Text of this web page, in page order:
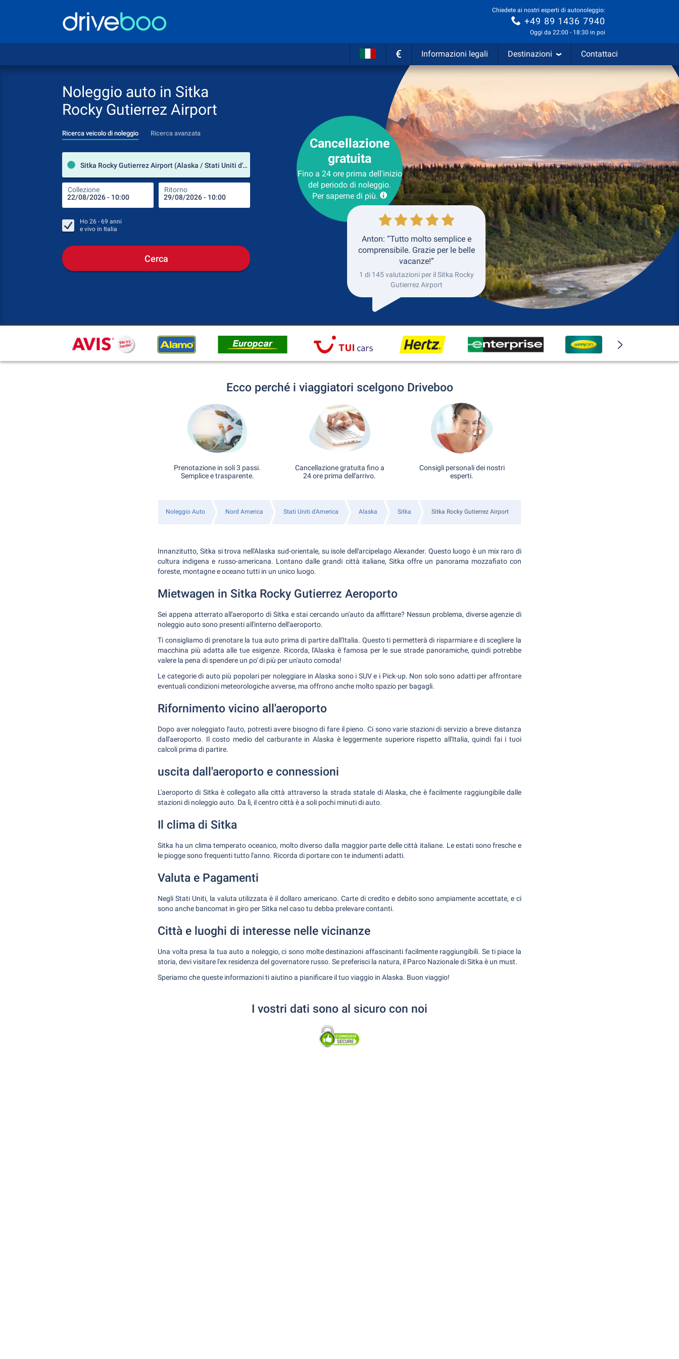
Chiedete ai nostri esperti di autonoleggio:
+49 89 1436 7940
Oggi da 22:00 - 18:30 in poi
€ Informazioni legali Destinazioni Contattaci
Noleggio auto in Sitka
Rocky Gutierrez Airport
Ricerca veicolo di noleggio Ricerca avanzata
Sitka Rocky Gutierrez Airport (Alaska / Stati Uniti d'America)
Collezione Ritorno
Luogo del noleggio
Luogo di ritorno
Ho 26 - 69 anni
e vivo in Italia
Cerca
Cancellazione
gratuita
Fino a 24 ore prima dell'inizio
del periodo di noleggio.
Per saperne di più.
Anton: “Tutto molto semplice e
comprensibile. Grazie per le belle
vacanze!”
1 di 145 valutazioni per il Sitka Rocky
Gutierrez Airport
Ecco perché i viaggiatori scelgono Driveboo
Prenotazione in soli 3 passi.
Semplice e trasparente.
Cancellazione gratuita fino a
24 ore prima dell'arrivo.
Consigli personali dei nostri
esperti.
Noleggio Auto Nord America Stati Uniti d'America Alaska Sitka Sitka Rocky Gutierrez Airport
Innanzitutto, Sitka si trova nell'Alaska sud-orientale, su isole dell'arcipelago Alexander. Questo luogo è un mix raro di
cultura indigena e russo-americana. Lontano dalle grandi città italiane, Sitka offre un panorama mozzafiato con
foreste, montagne e oceano tutti in un unico luogo.
Mietwagen in Sitka Rocky Gutierrez Aeroporto
Sei appena atterrato all'aeroporto di Sitka e stai cercando un'auto da affittare? Nessun problema, diverse agenzie di
noleggio auto sono presenti all'interno dell'aeroporto.
Ti consigliamo di prenotare la tua auto prima di partire dall'Italia. Questo ti permetterà di risparmiare e di scegliere la
macchina più adatta alle tue esigenze. Ricorda, l'Alaska è famosa per le sue strade panoramiche, quindi potrebbe
valere la pena di spendere un po' di più per un'auto comoda!
Le categorie di auto più popolari per noleggiare in Alaska sono i SUV e i Pick-up. Non solo sono adatti per affrontare
eventuali condizioni meteorologiche avverse, ma offrono anche molto spazio per bagagli.
Rifornimento vicino all'aeroporto
Dopo aver noleggiato l'auto, potresti avere bisogno di fare il pieno. Ci sono varie stazioni di servizio a breve distanza
dall'aeroporto. Il costo medio del carburante in Alaska è leggermente superiore rispetto all'Italia, quindi fai i tuoi
calcoli prima di partire.
uscita dall'aeroporto e connessioni
L'aeroporto di Sitka è collegato alla città attraverso la strada statale di Alaska, che è facilmente raggiungibile dalle
stazioni di noleggio auto. Da lì, il centro città è a soli pochi minuti di auto.
Il clima di Sitka
Sitka ha un clima temperato oceanico, molto diverso dalla maggior parte delle città italiane. Le estati sono fresche e
le piogge sono frequenti tutto l'anno. Ricorda di portare con te indumenti adatti.
Valuta e Pagamenti
Negli Stati Uniti, la valuta utilizzata è il dollaro americano. Carte di credito e debito sono ampiamente accettate, e ci
sono anche bancomat in giro per Sitka nel caso tu debba prelevare contanti.
Città e luoghi di interesse nelle vicinanze
Una volta presa la tua auto a noleggio, ci sono molte destinazioni affascinanti facilmente raggiungibili. Se ti piace la
storia, devi visitare l'ex residenza del governatore russo. Se preferisci la natura, il Parco Nazionale di Sitka è un must.
Speriamo che queste informazioni ti aiutino a pianificare il tuo viaggio in Alaska. Buon viaggio!
I vostri dati sono al sicuro con noi